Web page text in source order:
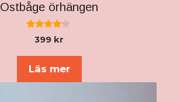
Ostbåge örhängen
4.00
av 5
399 kr
Läs mer